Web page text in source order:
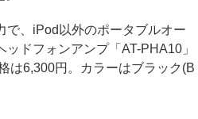
、iPod以外のポータブルオー
ドフォンアンプ「AT-PHA10」
は6,300円。カラーはブラック(B